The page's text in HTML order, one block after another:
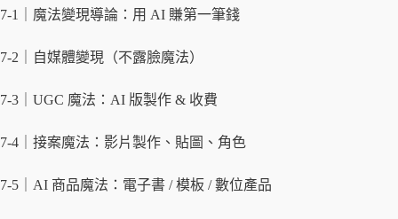
7-1｜魔法變現導論：用 AI 賺第一筆錢
7-2｜自媒體變現（不露臉魔法）
7-3｜UGC 魔法：AI 版製作 & 收費
7-4｜接案魔法：影片製作、貼圖、角色
7-5｜AI 商品魔法：電子書 / 模板 / 數位產品